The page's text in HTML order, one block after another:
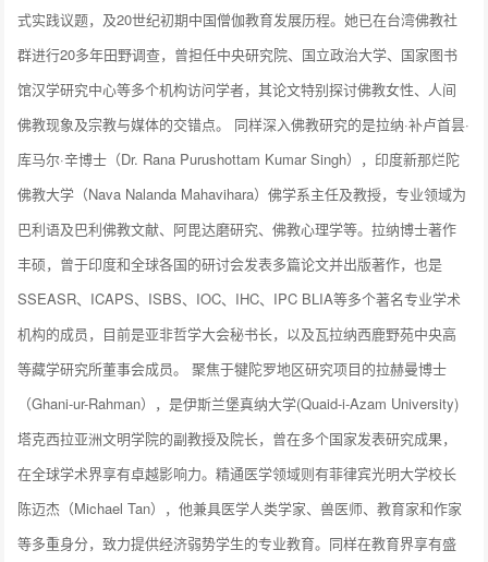
式实践议题，及20世纪初期中国僧伽教育发展历程。她已在台湾佛教社
群进行20多年田野调查，曾担任中央研究院、国立政治大学、国家图书
馆汉学研究中心等多个机构访问学者，其论文特别探讨佛教女性、人间
佛教现象及宗教与媒体的交错点。 同样深入佛教研究的是拉纳·补卢首昙·
库马尔·辛博士（Dr. Rana Purushottam Kumar Singh），印度新那烂陀
佛教大学（Nava Nalanda Mahavihara）佛学系主任及教授，专业领域为
巴利语及巴利佛教文献、阿毘达磨研究、佛教心理学等。拉纳博士著作
丰硕，曾于印度和全球各国的研讨会发表多篇论文并出版著作，也是
SSEASR、ICAPS、ISBS、IOC、IHC、IPC BLIA等多个著名专业学术
机构的成员，目前是亚非哲学大会秘书长，以及瓦拉纳西鹿野苑中央高
等藏学研究所董事会成员。 聚焦于犍陀罗地区研究项目的拉赫曼博士
（Ghani-ur-Rahman），是伊斯兰堡真纳大学(Quaid-i-Azam University)
塔克西拉亚洲文明学院的副教授及院长，曾在多个国家发表研究成果，
在全球学术界享有卓越影响力。精通医学领域则有菲律宾光明大学校长
陈迈杰（Michael Tan），他兼具医学人类学家、兽医师、教育家和作家
等多重身分，致力提供经济弱势学生的专业教育。同样在教育界享有盛